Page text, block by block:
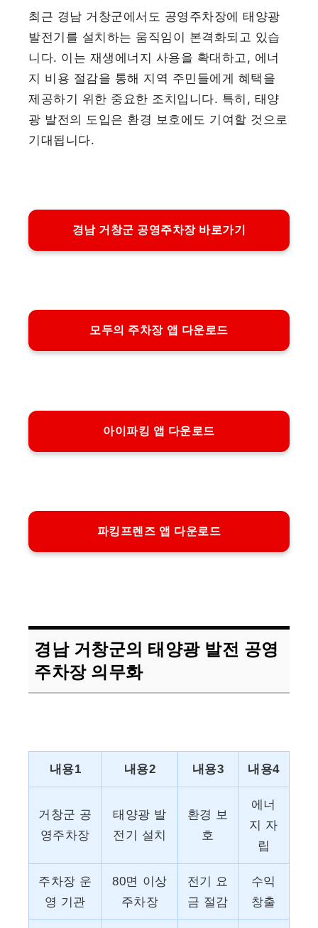
최근 경남 거창군에서도 공영주차장에 태양광
발전기를 설치하는 움직임이 본격화되고 있습
니다. 이는 재생에너지 사용을 확대하고, 에너
지 비용 절감을 통해 지역 주민들에게 혜택을
제공하기 위한 중요한 조치입니다. 특히, 태양
광 발전의 도입은 환경 보호에도 기여할 것으로
기대됩니다.
경남 거창군 공영주차장 바로가기
모두의 주차장 앱 다운로드
아이파킹 앱 다운로드
파킹프렌즈 앱 다운로드
경남 거창군의 태양광 발전 공영
주차장 의무화
내용1 내용2 내용3 내용4
거창군 공
영주차장
태양광 발
전기 설치
환경 보
호
에너
지 자
립
주차장 운
영 기관
80면 이상
주차장
전기 요
금 절감
수익
창출